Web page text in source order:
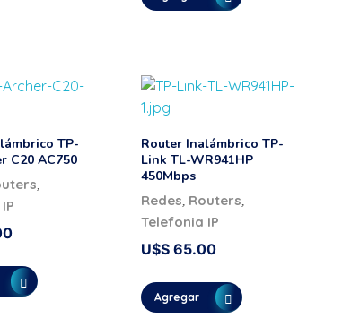
TP-
C20 AC750
,
Router Inalámbrico TP-
Link TL-WR941HP
450Mbps
U$S 65.00
Redes, Routers,
Telefonia IP
Agregar